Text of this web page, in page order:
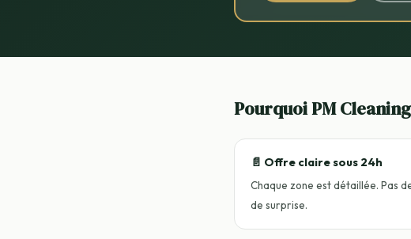
Pourquoi PM
📄 Offre claire sous 24h
Chaque zone est détaillée. Pas
de surprise.